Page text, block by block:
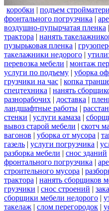
коробки | подъем
фронтального погрузчика |
воздушно-пупырчатая пленка |
трактора | нанять
пузырьковая пленка |
такелажники недорого |
перевозка мебели | монтаж
услуги по подъему | уборка
грузчики на час | копка
спецтехника | нанять
разнорабочих | доставка |
ландшафтные работы |
стенки | услуги камаза |
вывоз старой мебели | скотч
вагонов | уборка от мусора |
газель | услуги погрузчика |
разборка мебели | снос зданий
фронтального погрузчика |
строительного мусора |
трактора | нанять сборщиков
грузчики | снос строений |
сборщики мебели недорого |
такелаж | слом перегородок |